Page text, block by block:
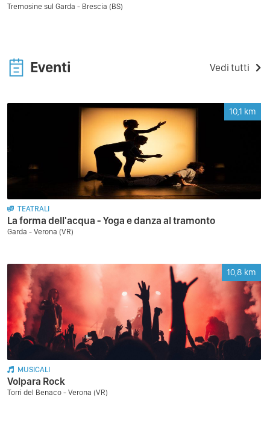
Tremosine sul Garda - Brescia (BS)
Eventi Vedi tutti
10,1 km
TEATRALI
La forma dell'acqua - Yoga e danza al tramonto
Garda - Verona (VR)
10,8 km
MUSICALI
Volpara Rock
Torri del Benaco - Verona (VR)